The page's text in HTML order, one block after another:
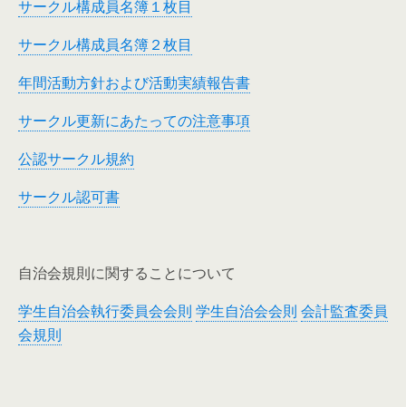
サークル構成員名簿１枚目
サークル構成員名簿２枚目
年間活動方針および活動実績報告書
サークル更新にあたっての注意事項
公認サークル規約
サークル認可書
自治会規則に関することについて
学生自治会執行委員会会則 学生自治会会則 会計監査委員
会規則